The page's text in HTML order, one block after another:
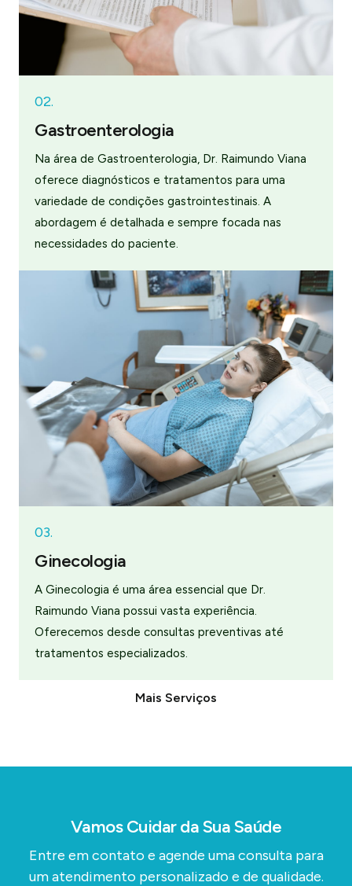
02.
Gastroenterologia
Na área de Gastroenterologia, Dr. Raimundo Viana
oferece diagnósticos e tratamentos para uma
variedade de condições gastrointestinais. A
abordagem é detalhada e sempre focada nas
necessidades do paciente.
03.
Ginecologia
A Ginecologia é uma área essencial que Dr.
Raimundo Viana possui vasta experiência.
Oferecemos desde consultas preventivas até
tratamentos especializados.
Mais Serviços
Vamos Cuidar da Sua Saúde
Entre em contato e agende uma consulta para
um atendimento personalizado e de qualidade.